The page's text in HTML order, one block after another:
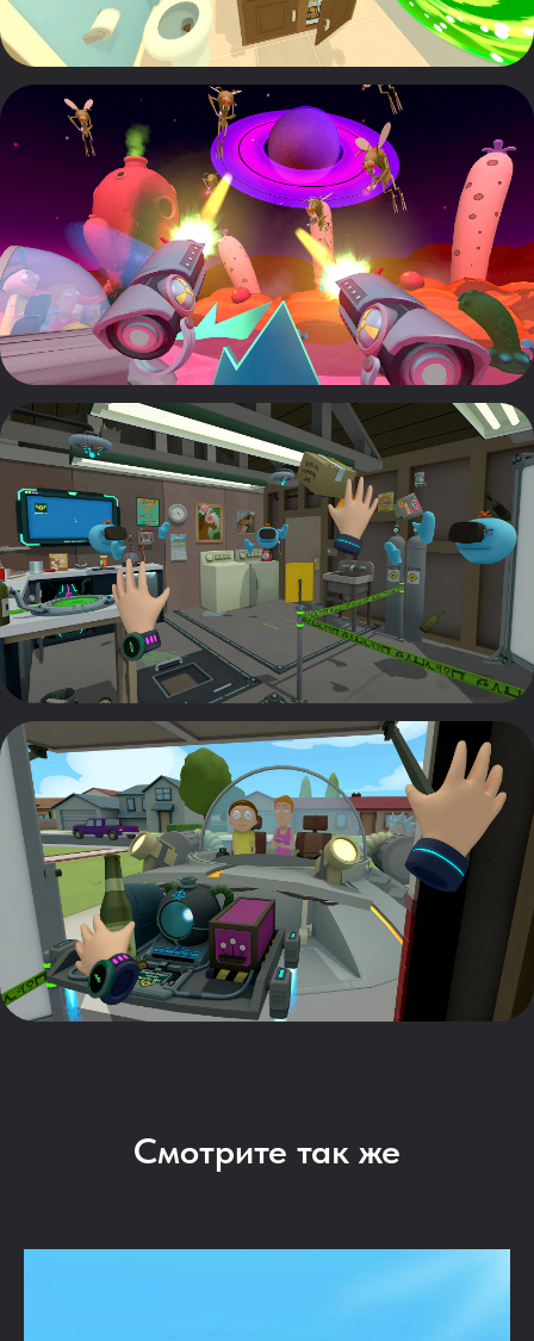
Смотрите так же